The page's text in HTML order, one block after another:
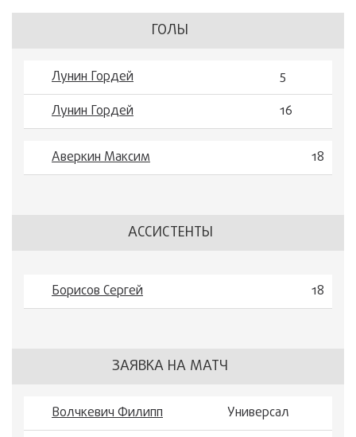
ГОЛЫ
Лунин Гордей
5
Лунин Гордей
16
Аверкин Максим 18
АССИСТЕНТЫ
Борисов Сергей 18
ЗАЯВКА НА МАТЧ
Волчкевич Филипп
Универсал